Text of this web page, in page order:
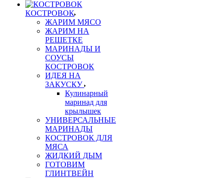
КОСТРОВОК
ЖАРИМ МЯСО
ЖАРИМ НА
РЕШЕТКЕ
МАРИНАДЫ И
СОУСЫ
КОСТРОВОК
ИДЕЯ НА
ЗАКУСКУ
Кулинарный
маринад для
крылышек
УНИВЕРСАЛЬНЫЕ
МАРИНАДЫ
КОСТРОВОК ДЛЯ
МЯСА
ЖИДКИЙ ДЫМ
ГОТОВИМ
ГЛИНТВЕЙН